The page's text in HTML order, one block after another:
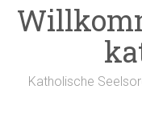
Katholische